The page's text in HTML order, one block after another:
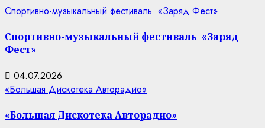
Спортивно-музыкальный фестиваль «Заряд Фест»
Спортивно-музыкальный фестиваль «Заряд
Фест»
04.07.2026
«Большая Дискотека Авторадио»
«Большая Дискотека Авторадио»